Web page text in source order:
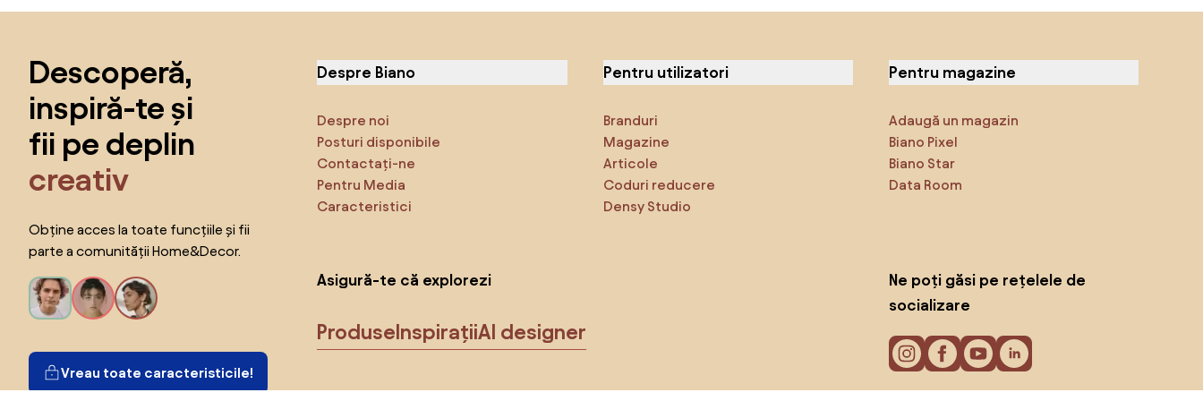
Descoperă,
inspiră-te și
fii pe deplin
creativ
Obține acces la toate funcțiile și fii
parte a comunității Home&Decor.
Vreau toate caracteristicile!
Despre Biano
Despre noi
Posturi disponibile
Contactați-ne
Pentru Media
Caracteristici
Pentru utilizatori
Branduri
Magazine
Articole
Coduri reducere
Densy Studio
Pentru magazine
Adaugă un magazin
Biano Pixel
Biano Star
Data Room
Asigură-te că explorezi
ProduseInspirațiiAI designer
Ne poți găsi pe rețelele de
socializare